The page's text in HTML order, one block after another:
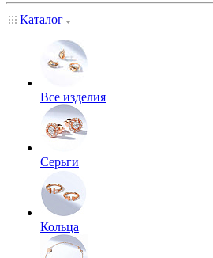
Каталог
Все изделия
Серьги
Кольца